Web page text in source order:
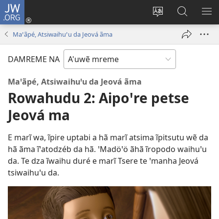
JW.ORG
Ãma
damreme
Log
window)
Tsô
airĩti
JW.ORG
Maꞌãpé, Atsiwaihuꞌu da Jeová ãma
DAMREME NA
Maꞌãpé, Atsiwaihuꞌu da Jeová ãma
Rowahudu 2: Aipoꞌre petse
Jeová ma
E marĩ wa, ĩpire uptabi a hã marĩ atsima ĩpitsutu wẽ da
hã ãma ĩꞌatodzéb da hã. ꞌMadöꞌö ãhã ĩropodo waihuꞌu
da. Te dza ĩwaihu duré e marĩ Tsere te ꞌmanha Jeová
tsiwaihuꞌu da.